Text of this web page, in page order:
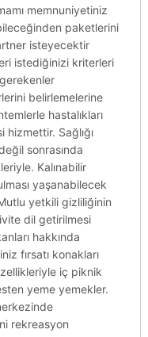
memnuniyetiniz
paketlerini
isteyecektir
istediğinizi kriterleri
belirlemelerine
hastalıkları
Sağlığı
sonrasında
Kalınabilir
yaşanabilecek
yetkili gizliliğinin
dil getirilmesi
hakkında
fırsatı konakları
iç piknik
yeme yemekler.
rekreasyon